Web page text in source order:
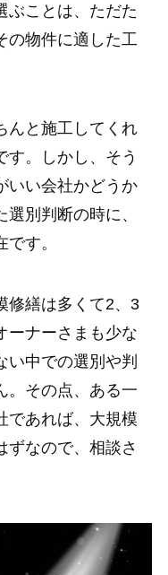
ぶことは、ただた
の物件に適した工
んと施工してくれ
す。しかし、そう
いい会社かどうか
別判断の時に、
す。
修繕は多くて2、3
ーナーさまも少な
い中での選別や判
。その点、ある一
であれば、大規模
ずなので、相談さ